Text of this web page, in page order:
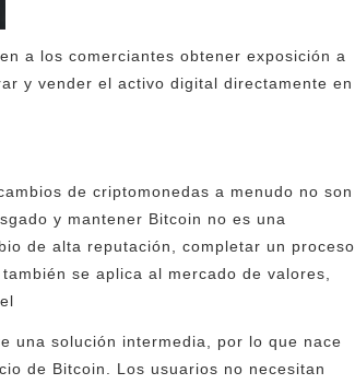
a los comerciantes obtener exposición a
y vender el activo digital directamente en
de criptomonedas a menudo no son
y mantener Bitcoin no es una
de alta reputación, completar un proceso
se aplica al mercado de valores,
una solución intermedia, por lo que nace
de Bitcoin. Los usuarios no necesitan